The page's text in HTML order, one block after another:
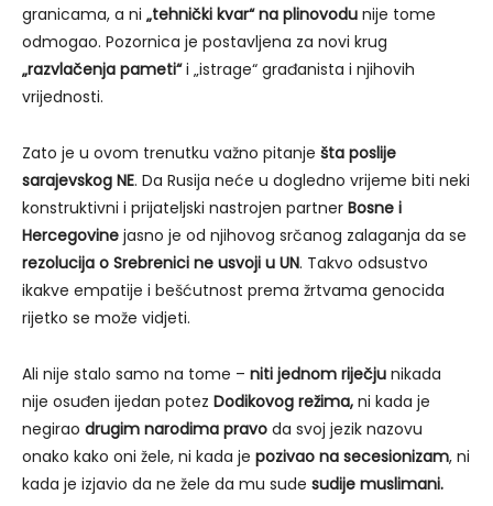
granicama, a ni „tehnički kvar“ na plinovodu nije tome
odmogao. Pozornica je postavljena za novi krug
„razvlačenja pameti“i „istrage“ građanista i njihovih
vrijednosti.
Zato je u ovom trenutku važno pitanje šta poslije
sarajevskog NE. Da Rusija neće u dogledno vrijeme biti neki
konstruktivni i prijateljski nastrojen partner Bosne i
Hercegovine jasno je od njihovog srčanog zalaganja da se
rezolucija o Srebrenici ne usvoji u UN. Takvo odsustvo
ikakve empatije i bešćutnost prema žrtvama genocida
rijetko se može vidjeti.
Ali nije stalo samo na tome – niti jednom riječju nikada
nije osuđen ijedan potez Dodikovog režima, ni kada je
negirao drugim narodima pravo da svoj jezik nazovu
onako kako oni žele, ni kada je pozivao na secesionizam, ni
kada je izjavio da ne žele da mu sude sudije muslimani.